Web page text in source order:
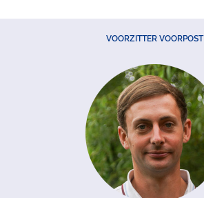
VOORZITTER VOORPOST